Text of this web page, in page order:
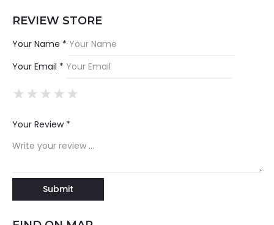
REVIEW STORE
Your Name *
Your Email *
★
★★
★★★
★★★★
★★★★★
Your Review *